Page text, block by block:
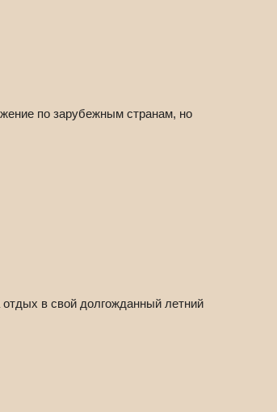
по зарубежным странам, но
в свой долгожданный летний